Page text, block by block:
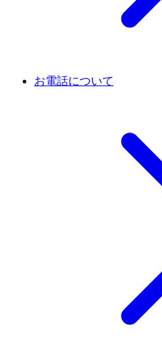
お電話について